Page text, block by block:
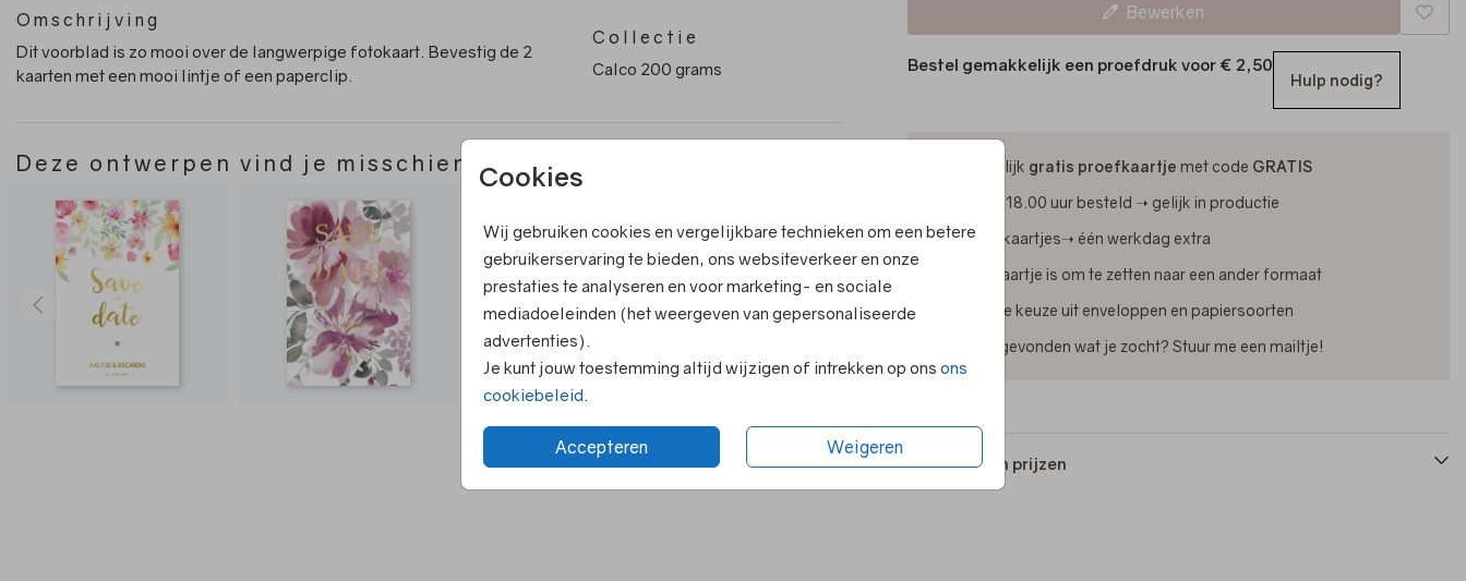
Cookies
Wij gebruiken cookies en vergelijkbare technieken om een betere
gebruikerservaring te bieden, ons websiteverkeer en onze
prestaties te analyseren en voor marketing- en sociale
mediadoeleinden (het weergeven van gepersonaliseerde
advertenties).
Je kunt jouw toestemming altijd wijzigen of intrekken op ons ons
cookiebeleid
Accepteren Weigeren
Omschrijving
Dit voorblad is zo mooi over de langwerpige fotokaart. Bevestig de 2
kaarten met een mooi lintje of een paperclip.
Collectie
Calco 200 grams
Deze ontwerpen vind je misschien ook leuk
Bewerken
Bestel gemakkelijk een proefdruk voor € 2,50
Hulp nodig?
Tijdelijk gratis proefkaartje met code GRATIS
Voor 18.00 uur besteld ➝ gelijk in productie
Foliekaartjes➝ één werkdag extra
Elk kaartje is om te zetten naar een ander formaat
Ruime keuze uit enveloppen en papiersoorten
Niet gevonden wat je zocht? Stuur me een mailtje!
Formaten en prijzen